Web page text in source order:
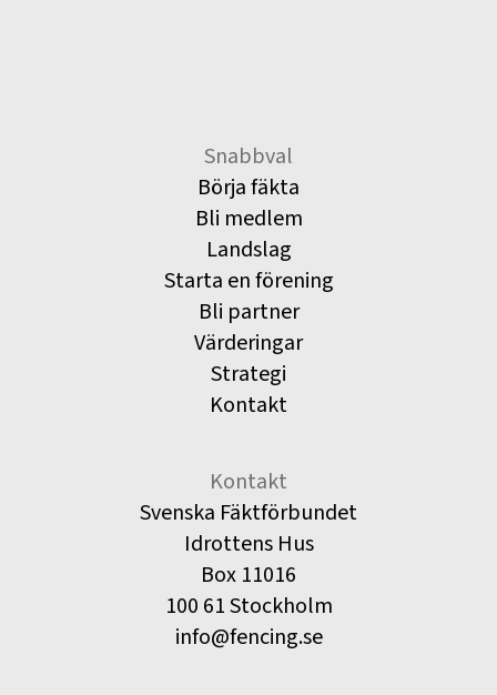
Snabbval
Börja fäkta
Bli medlem
Landslag
Starta en förening
Bli partner
Värderingar
Strategi
Kontakt
Kontakt
Svenska Fäktförbundet
Idrottens Hus
Box 11016
100 61 Stockholm
info@fencing.se